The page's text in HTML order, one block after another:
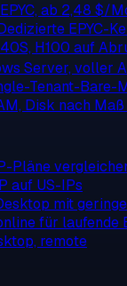
ab 2,48 $/
EPYC-
H100 auf
Server, voller
Tenant-Bare-
Disk nach
Pläne
auf US-IPs
mit
für laufende
remote